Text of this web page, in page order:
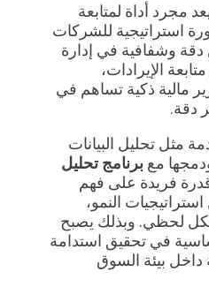
مجرد أداة لمتابعة
استراتيجية للشركات
وشفافية في إدارة
الإيرادات،
مالية ذكية تساهم في
دقة.
مثل تحليل البيانات
مع برنامج تحليل
فريدة على فهم
النمو،
لحظي. وبذلك يصبح
في تحقيق استدامة
داخل بيئة السوق